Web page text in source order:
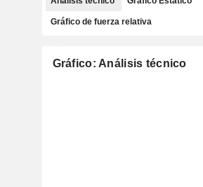
Gráfico de fuerza relativa
Gráfico: Análisis técnico